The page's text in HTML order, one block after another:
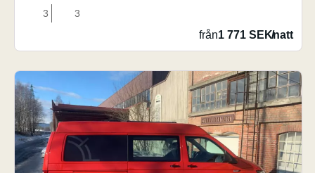
3 3
från1 771 SEK/natt